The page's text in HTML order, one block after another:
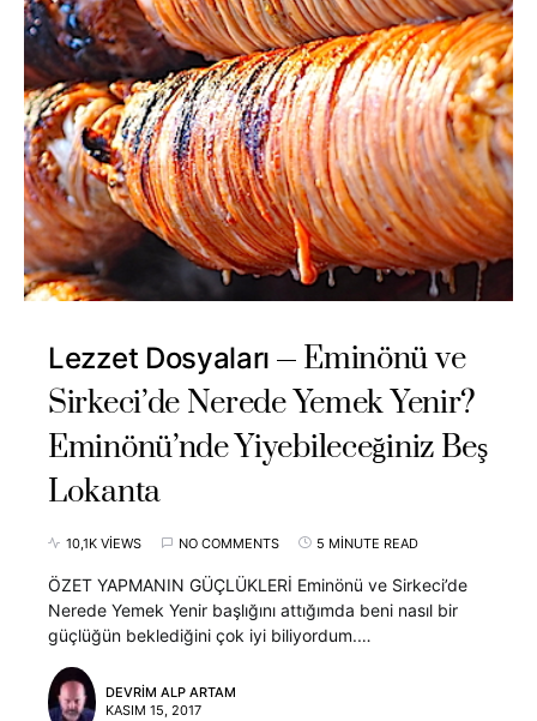
Lezzet Dosyaları
Eminönü ve
Sirkeci’de Nerede Yemek Yenir?
Eminönü’nde Yiyebileceğiniz Beş
Lokanta
10,1K VIEWS NO COMMENTS 5 MINUTE READ
ÖZET YAPMANIN GÜÇLÜKLERİ Eminönü ve Sirkeci’de
Nerede Yemek Yenir başlığını attığımda beni nasıl bir
güçlüğün beklediğini çok iyi biliyordum.…
DEVRIM ALP ARTAM
KASIM 15, 2017